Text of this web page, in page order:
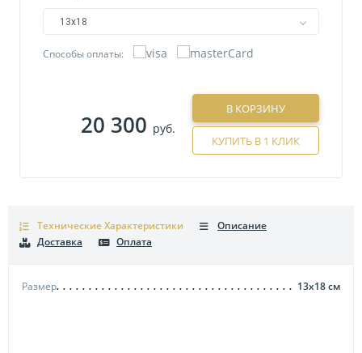
13х18
Способы оплаты:
20 300 руб.
В КОРЗИНУ
КУПИТЬ В 1 КЛИК
Технические Характеристики
Размер 13х18см
Описание
Доставка
Оплата